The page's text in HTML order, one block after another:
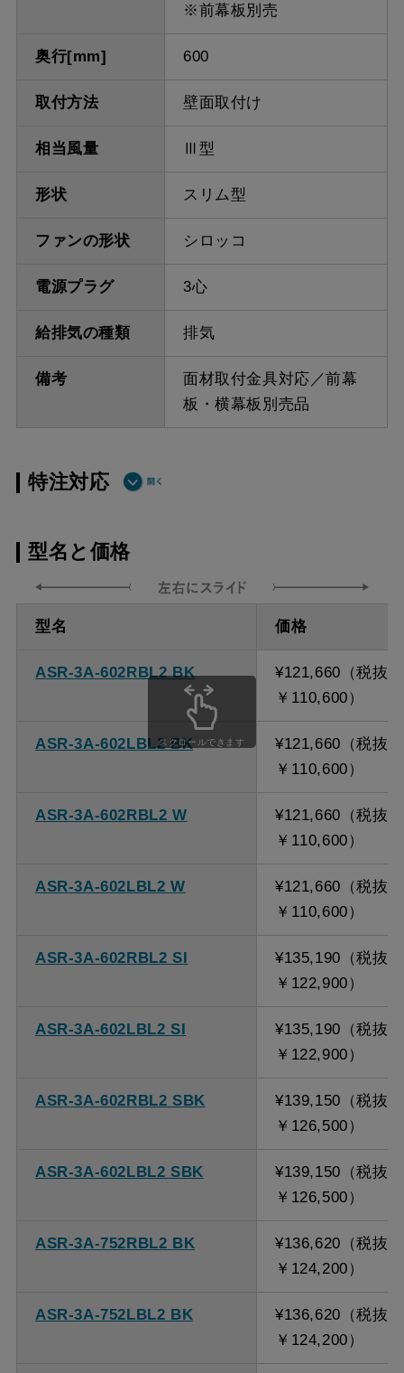
※前幕板別売
奥行[mm] 600
取付方法 壁面取付け
相当風量 Ⅲ型
形状 スリム型
ファンの形状 シロッコ
電源プラグ 3心
給排気の種類 排気
備考
面材取付金具対応／前幕
板・横幕板別売品
特注対応
方
ダクト方向 上
方
最大寸法 870ｍｍ
備考
点検口を設けての最小寸
法は弊社にお問い合わせ
ください。
型名と価格
型名 価格
ASR-3A-602RBL2 BK
¥121,660（税抜
￥110,600）
ASR-3A-602LBL2 BK
¥121,660（税抜
￥110,600）
ASR-3A-602RBL2 W
¥121,660（税抜
￥110,600）
ASR-3A-602LBL2 W
¥121,660（税抜
￥110,600）
ASR-3A-602RBL2 SI
¥135,190（税抜
￥122,900）
ASR-3A-602LBL2 SI
¥135,190（税抜
￥122,900）
ASR-3A-602RBL2 SBK
¥139,150（税抜
￥126,500）
ASR-3A-602LBL2 SBK
¥139,150（税抜
￥126,500）
ASR-3A-752RBL2 BK
¥136,620（税抜
￥124,200）
ASR-3A-752LBL2 BK
¥136,620（税抜
￥124,200）
スクロールできます